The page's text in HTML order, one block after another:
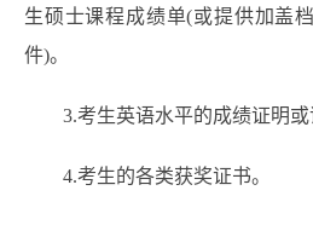
生硕士课程成绩单(或提供加盖
件)。
3.考生英语水平的成绩证明或
4.考生的各类获奖证书。